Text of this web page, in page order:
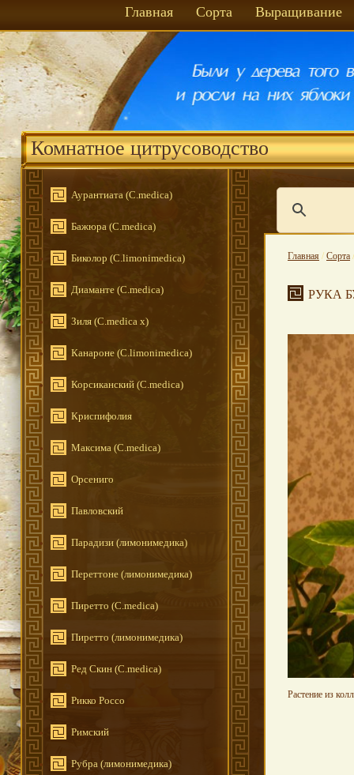
Главная Сорта Выращивание
Комнатное цитрусоводство
Аурантиата (C.medica)
Бажюра (С.medica)
Биколор (C.limonimedica)
Диаманте (C.medica)
Зиля (C.medica x)
Канароне (С.limonimedica)
Корсиканский (C.medica)
Криспифолия
Максима (C.medica)
Орсениго
Павловский
Парадизи (лимонимедика)
Переттоне (лимонимедика)
Пиретто (C.medica)
Пиретто (лимонимедика)
Ред Скин (C.medica)
Рикко Россо
Римский
Рубра (лимонимедика)
Главная / Сорта
РУКА
Растение из